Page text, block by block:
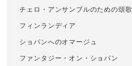
チェロ・アンサンブルのための頌歌
フィンランディア
ショパンへのオマージュ
ファンタジー・オン・ショパン